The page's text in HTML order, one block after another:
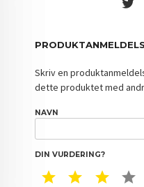
Skriv en
dette produktet med
NAVN
DIN VURDERING?
1 STAR2 STAR
3